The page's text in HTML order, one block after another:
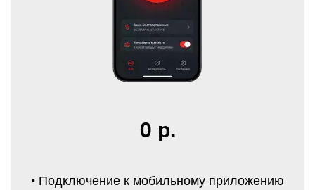
0 р.
• Подключение к мобильному приложению